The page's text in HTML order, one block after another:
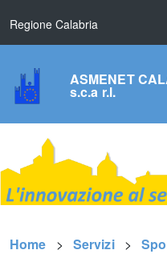
Regione Calabria
ASMENET
s.c.a r.l.
Home Servizi